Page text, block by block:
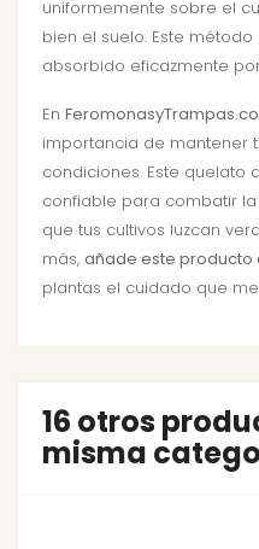
uniformemente sobre el
bien el suelo. Este
absorbido eficazmente
En
importancia de mantener
condiciones. Este quelato
confiable para combatir
que tus cultivos luzcan
más, añade este producto
plantas el cuidado que
16 otros
misma